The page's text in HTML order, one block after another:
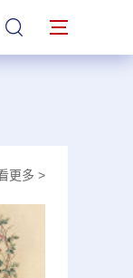
站內搜索
更多 >